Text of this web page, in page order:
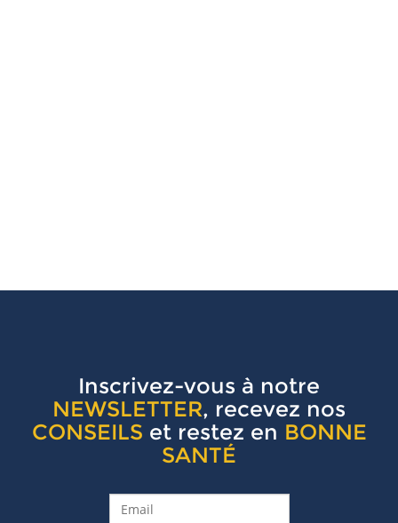
Inscrivez-vous à notre
NEWSLETTER, recevez nos
CONSEILS et restez en BONNE
SANTÉ